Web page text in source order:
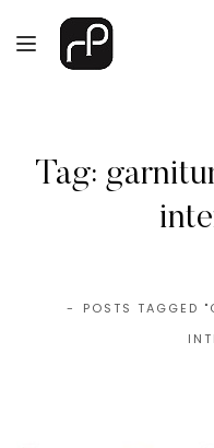
Tag:
POSTS TAGGED